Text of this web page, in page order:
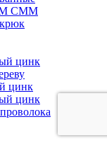
СММ
цинк
цинк
цинк